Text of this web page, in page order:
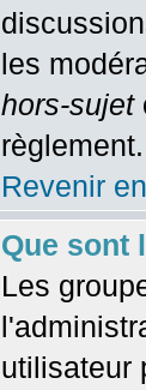
les
hors-sujet
règlement.
Revenir
Que sont
Les
utilisateur